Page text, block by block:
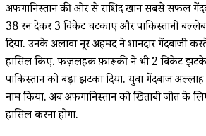
अफगानिस्तान की ओर से राशिद खान सबसे सफल
38 रन देकर 3 विकेट चटकाए और पाकिस्तानी
दिया. उनके अलावा नूर अहमद ने शानदार गेंदबाजी
हासिल किए. फ़ज़लहक़ फ़ारूकी ने भी 2 विकेट
पाकिस्तान को बड़ा झटका दिया. युवा गेंदबाज
नाम किया. अब अफगानिस्तान को खिताबी जीत के
हासिल करना होगा.